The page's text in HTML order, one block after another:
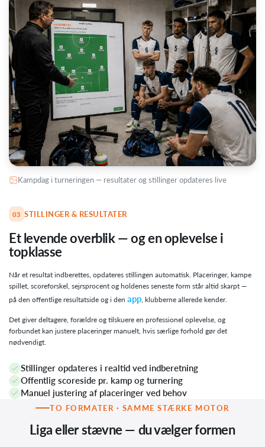
03 STILLINGER & RESULTATER
Et levende overblik — og en oplevelse i
topklasse
Når et resultat indberettes, opdateres stillingen automatisk. Placeringer, kampe
spillet, scoreforskel, sejrsprocent og holdenes seneste form står altid skarpt —
på den offentlige resultatside og i den app, klubberne allerede kender.
Det giver deltagere, forældre og tilskuere en professionel oplevelse, og
forbundet kan justere placeringer manuelt, hvis særlige forhold gør det
nødvendigt.
Stillinger opdateres i realtid ved indberetning
Offentlig scoreside pr. kamp og turnering
Manuel justering af placeringer ved behov
Kampdag i turneringen — resultater og stillinger opdateres live
TO FORMATER · SAMME STÆRKE MOTOR
Liga eller stævne — du vælger formen